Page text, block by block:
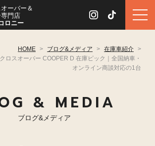
ーバー＆
門店
ロニー
HOME > ブログ&メディア > 在庫車紹介 >
ロスオーバー COOPER D 在庫ピック｜全国納車・
オンライン商談対応の1台
& MEDIA
ブログ&メディア